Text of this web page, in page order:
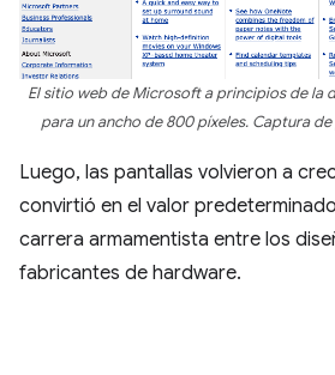
El sitio web de Microsoft a principios de la
para un ancho de 800 píxeles. Captura
Luego, las pantallas volvieron a
convirtió en el valor
carrera armamentista entre los
fabricantes de hardware.